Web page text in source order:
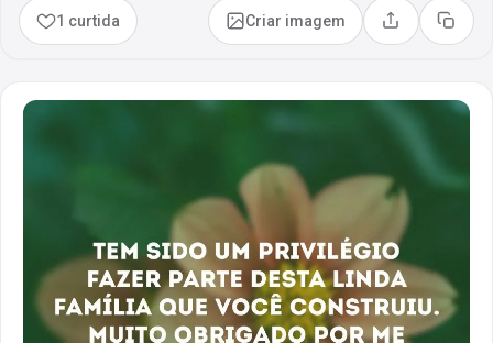
1 curtida Criar imagem Compartilhar
Copiar